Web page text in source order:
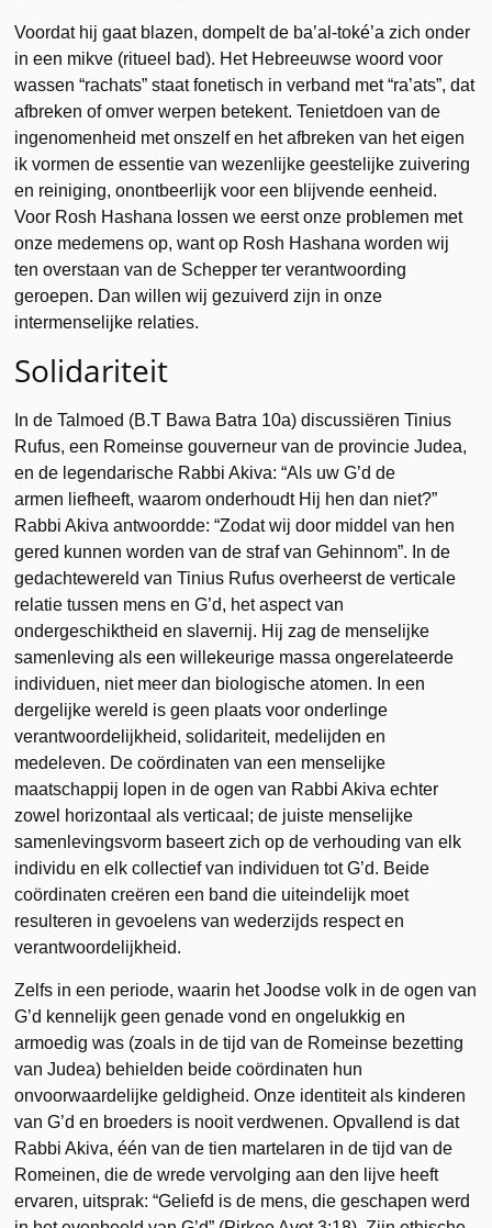
Voordat hij gaat blazen, dompelt de ba’al-toké’a zich onder
in een mikve (ritueel bad). Het Hebreeuwse woord voor
wassen “rachats” staat fonetisch in verband met “ra’ats”, dat
afbreken of omver werpen betekent. Tenietdoen van de
ingenomenheid met onszelf en het afbreken van het eigen
ik vormen de essentie van wezenlijke geestelijke zuivering
en reiniging, onontbeerlijk voor een blijvende eenheid.
Voor Rosh Hashana lossen we eerst onze problemen met
onze medemens op, want op Rosh Hashana worden wij
ten overstaan van de Schepper ter verantwoording
geroepen. Dan willen wij gezuiverd zijn in onze
intermenselijke relaties.
Solidariteit
In de Talmoed (B.T Bawa Batra 10a) discussiëren Tinius
Rufus, een Romeinse gouverneur van de provincie Judea,
en de legendarische Rabbi Akiva: “Als uw G’d de
armen liefheeft, waarom onderhoudt Hij hen dan niet?”
Rabbi Akiva antwoordde: “Zodat wij door middel van hen
gered kunnen worden van de straf van Gehinnom”. In de
gedachtewereld van Tinius Rufus overheerst de verticale
relatie tussen mens en G’d, het aspect van
ondergeschiktheid en slavernij. Hij zag de menselijke
samenleving als een willekeurige massa ongerelateerde
individuen, niet meer dan biologische atomen. In een
dergelijke wereld is geen plaats voor onderlinge
verantwoordelijkheid, solidariteit, medelijden en
medeleven. De coördinaten van een menselijke
maatschappij lopen in de ogen van Rabbi Akiva echter
zowel horizontaal als verticaal; de juiste menselijke
samenlevingsvorm baseert zich op de verhouding van elk
individu en elk collectief van individuen tot G’d. Beide
coördinaten creëren een band die uiteindelijk moet
resulteren in gevoelens van wederzijds respect en
verantwoordelijkheid.
Zelfs in een periode, waarin het Joodse volk in de ogen van
G’d kennelijk geen genade vond en ongelukkig en
armoedig was (zoals in de tijd van de Romeinse bezetting
van Judea) behielden beide coördinaten hun
onvoorwaardelijke geldigheid. Onze identiteit als kinderen
van G’d en broeders is nooit verdwenen. Opvallend is dat
Rabbi Akiva, één van de tien martelaren in de tijd van de
Romeinen, die de wrede vervolging aan den lijve heeft
ervaren, uitsprak: “Geliefd is de mens, die geschapen werd